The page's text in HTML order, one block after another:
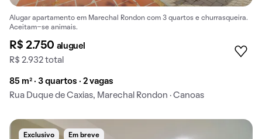
Alugar apartamento em Marechal Rondon com 3 quartos e churrasqueira.
Aceitam-se animais.
R$ 2.750 aluguel
R$ 2.932 total
85 m² · 3 quartos · 2 vagas
Rua Duque de Caxias, Marechal Rondon · Canoas
Exclusivo Em breve